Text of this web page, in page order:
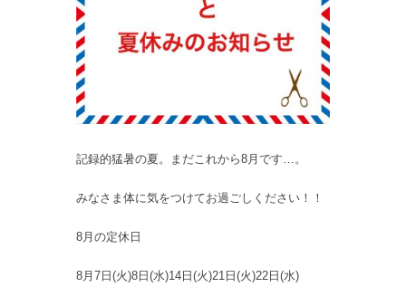
記録的猛暑の夏。まだこれから8月です…。
みなさま体に気をつけてお過ごしください！！
8月の定休日
8月7日(火)8日(水)14日(火)21日(火)22日(水)